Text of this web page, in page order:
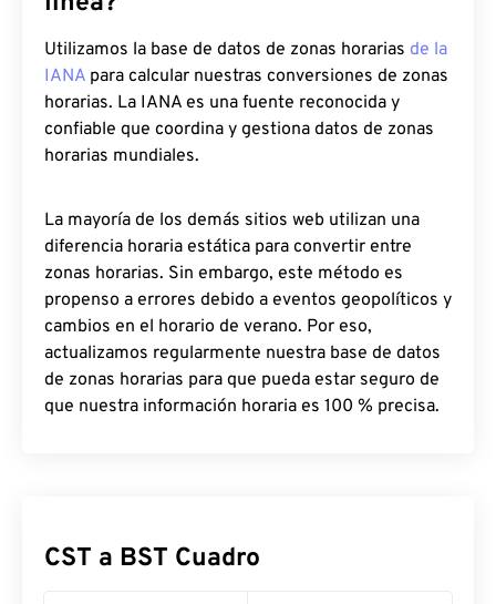
Utilizamos la base de datos de zonas horarias de la
IANA para calcular nuestras conversiones de zonas
horarias. La IANA es una fuente reconocida y
confiable que coordina y gestiona datos de zonas
horarias mundiales.
La mayoría de los demás sitios web utilizan una
diferencia horaria estática para convertir entre
zonas horarias. Sin embargo, este método es
propenso a errores debido a eventos geopolíticos y
cambios en el horario de verano. Por eso,
actualizamos regularmente nuestra base de datos
de zonas horarias para que pueda estar seguro de
que nuestra información horaria es 100 % precisa.
CST a BST Cuadro